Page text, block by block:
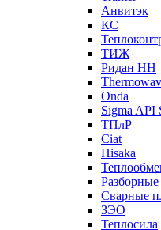
Анвитэк
КС
ТИЖ
Ридан НН
Onda
Sigma API
ТПлР
Ciat
Hisaka
Сварные
ЗЭО
Теплосила